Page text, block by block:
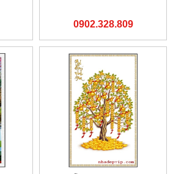
0902.328.809